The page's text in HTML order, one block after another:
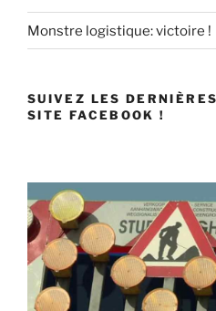
Monstre logistique: victoire !
SUIVEZ LES
SITE FACEBOOK !